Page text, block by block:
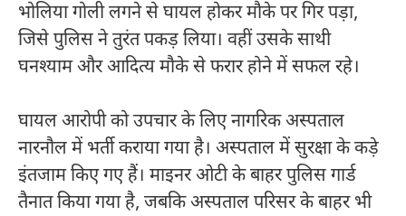
भोलिया गोली लगने से घायल होकर मौके पर गिर पड़ा,
जिसे पुलिस ने तुरंत पकड़ लिया। वहीं उसके साथी
घनश्याम और आदित्य मौके से फरार होने में सफल रहे।
घायल आरोपी को उपचार के लिए नागरिक अस्पताल
नारनौल में भर्ती कराया गया है। अस्पताल में सुरक्षा के कड़े
इंतजाम किए गए हैं। माइनर ओटी के बाहर पुलिस गार्ड
तैनात किया गया है, जबकि अस्पताल परिसर के बाहर भी